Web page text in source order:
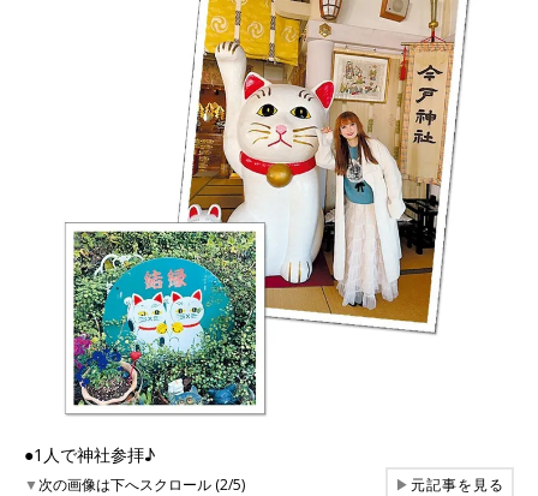
●1人で神社参拝♪
▼次の画像は下へスクロール (2/5) ▶元記事を見る